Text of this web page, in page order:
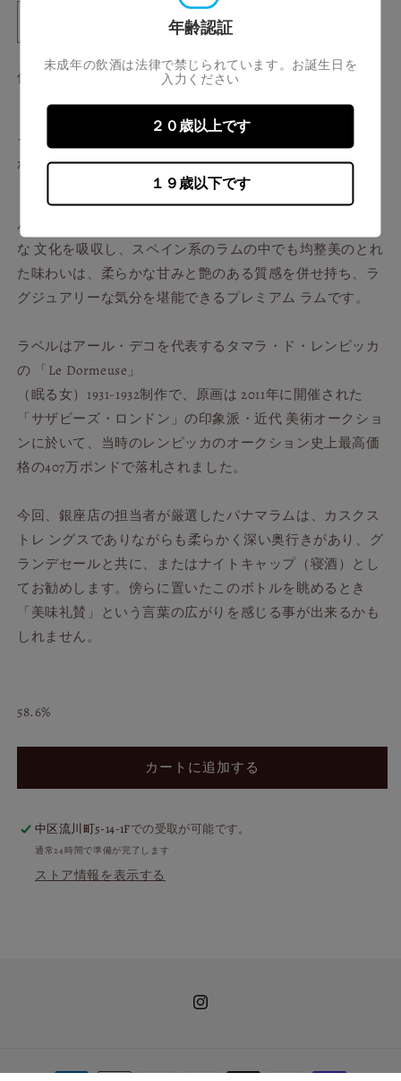
マ
14
バ
ボ
カ
ス
ク
の
量
を
減
ら
す
マ
バ
カ
ク
の
量
を
増
や
す
信濃屋 銀座店のプライベート セレクション ラム。
イタリアのボトラーズから供給されたカスクサンプルの中
から選ばれたのは優雅な味わいのパナマ産ラムです。
パナマ共和国は「三度の独立を経験した国」と呼ばれ多様
な 文化を吸収し、スペイン系のラムの中でも均整美のとれ
た味わいは、柔らかな甘みと艶のある質感を併せ持ち、ラ
グジュアリーな気分を堪能できるプレミアム ラムです。
ラベルはアール・デコを代表するタマラ・ド・レンピッカ
の 「Le Dormeuse」
（眠る女）1931-1932制作で、原画は 2011年に開催された
「サザビーズ・ロンドン」の印象派・近代 美術オークショ
ンに於いて、当時のレンピッカのオークション史上最高価
格の407万ポンドで落札されました。
今回、銀座店の担当者が厳選したパナマラムは、カスクス
トレ ングスでありながらも柔らかく深い奥行きがあり、グ
ランデセールと共に、またはナイトキャップ（寝酒）とし
てお勧めします。傍らに置いたこのボトルを眺めるとき
「美味礼賛」という言葉の広がりを感じる事が出来るかも
しれません。
58.6%
カートに追加する
中区流川町5-14-1Fでの受取が可能です。
通常24時間で準備が完了します
ストア情報を表示する
Instagram
決
年齢認証
未成年の飲酒は法律で禁じられています。お誕生日を
入力ください
２０歳以上です
１９歳以下です